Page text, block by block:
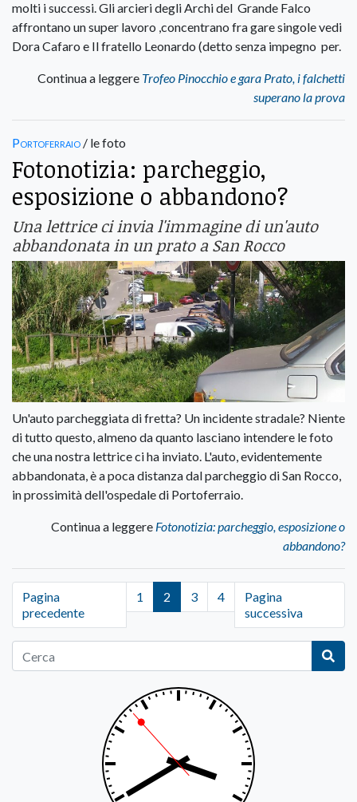
molti i successi. Gli arcieri degli Archi del Grande Falco
affrontano un super lavoro ,concentrano fra gare singole vedi
Dora Cafaro e Il fratello Leonardo (detto senza impegno per.
Continua a leggere Trofeo Pinocchio e gara Prato, i falchetti
superano la prova
Portoferraio / le foto
Fotonotizia: parcheggio,
esposizione o abbandono?
Una lettrice ci invia l'immagine di un'auto
abbandonata in un prato a San Rocco
Un'auto parcheggiata di fretta? Un incidente stradale? Niente
di tutto questo, almeno da quanto lasciano intendere le foto
che una nostra lettrice ci ha inviato. L'auto, evidentemente
abbandonata, è a poca distanza dal parcheggio di San Rocco,
in prossimità dell'ospedale di Portoferraio.
Continua a leggere Fotonotizia: parcheggio, esposizione o
abbandono?
Pagina
precedente
1 2 3 4
Pagina
successiva